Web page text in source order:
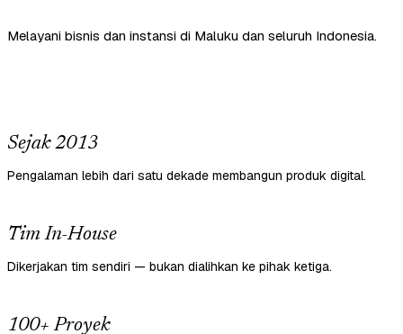
Melayani bisnis dan instansi di Maluku dan seluruh Indonesia.
Sejak 2013
Pengalaman lebih dari satu dekade membangun produk digital.
Tim In-House
Dikerjakan tim sendiri — bukan dialihkan ke pihak ketiga.
100+ Proyek